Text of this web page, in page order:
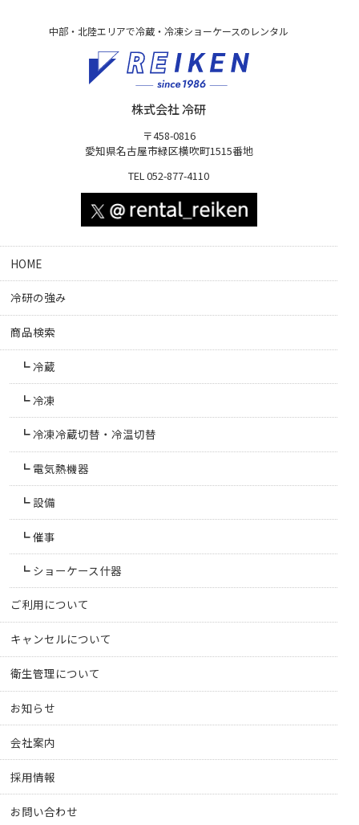
中部・北陸エリアで冷蔵・冷凍ショーケースのレンタル
株式会社 冷研
〒458-0816
愛知県名古屋市緑区横吹町1515番地
TEL 052-877-4110
HOME
冷研の強み
商品検索
冷蔵
冷凍
冷凍冷蔵切替・冷温切替
電気熱機器
設備
催事
ショーケース什器
ご利用について
キャンセルについて
衛生管理について
お知らせ
会社案内
採用情報
お問い合わせ